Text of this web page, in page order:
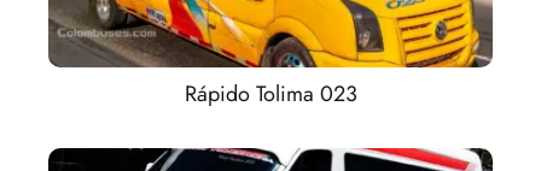
Rápido Tolima 023